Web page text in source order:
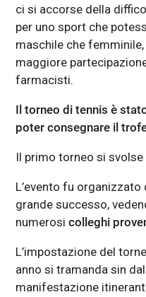
ci si accorse della
per uno sport che
maschile che
maggiore
farmacisti.
Il torneo di tennis è
poter consegnare il
Il primo torneo si
L’evento fu
grande successo,
numerosicolleghi
L’impostazione del
anno si tramanda sin
manifestazione